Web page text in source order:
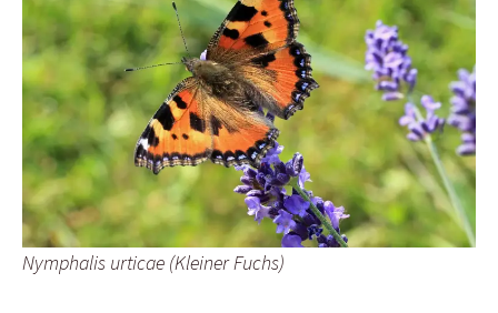
Nymphalis urticae (Kleiner Fuchs)